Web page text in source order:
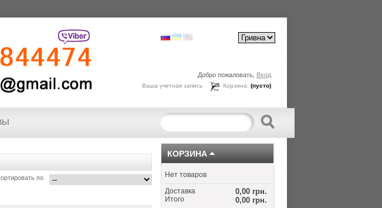
Добро пожаловать, Вход
Корзина:(пусто)
Ваша учетная запись
по
КОРЗИНА
Нет товаров
0,00 грн.
Доставка
0,00 грн.
Итого